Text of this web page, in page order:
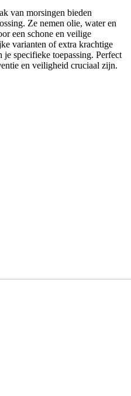
van morsingen bieden
Ze nemen olie, water en
een schone en veilige
varianten of extra krachtige
specifieke toepassing. Perfect
en veiligheid cruciaal zijn.